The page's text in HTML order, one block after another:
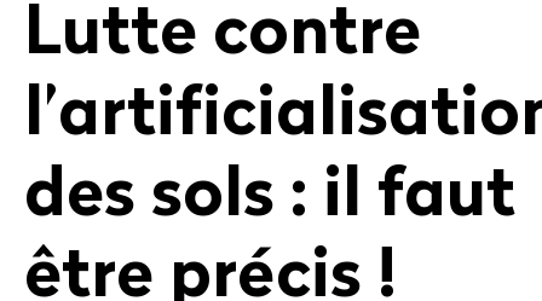
Lutte contre
des sols : il faut
être précis !